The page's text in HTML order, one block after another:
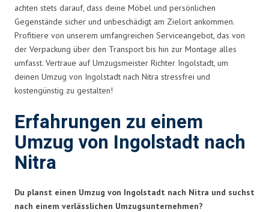
achten stets darauf, dass deine Möbel und persönlichen
Gegenstände sicher und unbeschädigt am Zielort ankommen.
Profitiere von unserem umfangreichen Serviceangebot, das von
der Verpackung über den Transport bis hin zur Montage alles
umfasst. Vertraue auf Umzugsmeister Richter Ingolstadt, um
deinen Umzug von Ingolstadt nach Nitra stressfrei und
kostengünstig zu gestalten!
Erfahrungen zu einem
Umzug von Ingolstadt nach
Nitra
Du planst einen Umzug von Ingolstadt nach Nitra und suchst
nach einem verlässlichen Umzugsunternehmen?